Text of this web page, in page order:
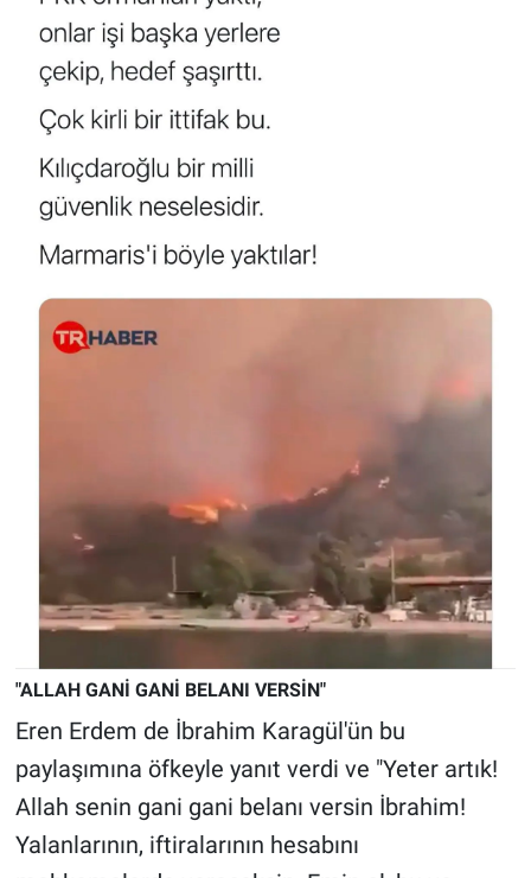
"ALLAH GANİ GANİ BELANI VERSİN"
Eren Erdem de İbrahim Karagül'ün bu
paylaşımına öfkeyle yanıt verdi ve "Yeter artık!
Allah senin gani gani belanı versin İbrahim!
Yalanlarının, iftiralarının hesabını
Programlar
Sağlık
Teknoloji
Türkiye'nin Geleceği
Türkiye'nin Gündemi
Canlı Yayın